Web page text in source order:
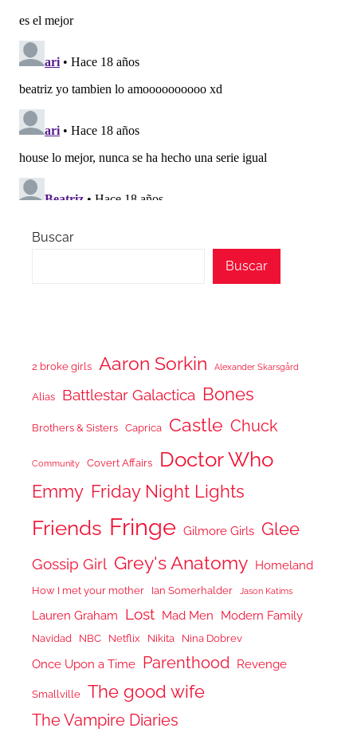
Buscar
Buscar
2 broke girls Aaron Sorkin Alexander Skarsgård
Alias Battlestar Galactica Bones
Brothers & Sisters Caprica Castle Chuck
Community Covert Affairs Doctor Who
Emmy Friday Night Lights
Friends Fringe Gilmore Girls Glee
Gossip Girl Grey's Anatomy Homeland
How I met your mother Ian Somerhalder Jason Katims
Lauren Graham Lost Mad Men Modern Family
Navidad NBC Netflix Nikita Nina Dobrev
Once Upon a Time Parenthood Revenge
Smallville The good wife
The Vampire Diaries